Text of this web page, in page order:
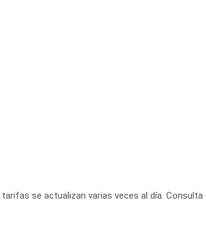
se actualizan varias veces al día. Consulta